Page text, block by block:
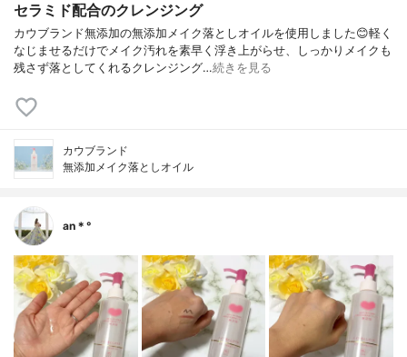
セラミド配合のクレンジング
カウブランド無添加の無添加メイク落としオイルを使用しました😊軽く
なじませるだけでメイク汚れを素早く浮き上がらせ、しっかりメイクも
残さず落としてくれるクレンジング…続きを見る
カウブランド
無添加メイク落としオイル
an＊°